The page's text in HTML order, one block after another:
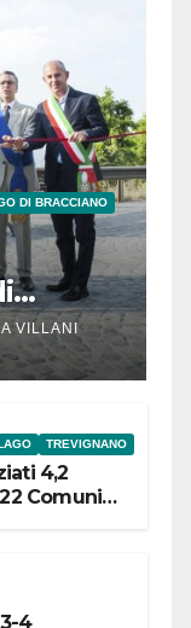
DI BRACCIANO
VILLANI
TREVIGNANO
4,2
Comuni
4